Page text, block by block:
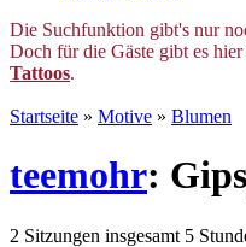
Die Suchfunktion gibt's nur
Doch für die Gäste gibt es hier
Tattoos.
Startseite » Motive » Blumen
teemohr:
2 Sitzungen insgesamt 5